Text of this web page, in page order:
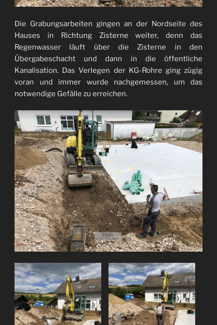
Die Grabungsarbeiten gingen an der Nordseite des
Hauses in Richtung Zisterne weiter, denn das
Regenwasser läuft über die Zisterne in den
Übergabeschacht und dann in die öffentliche
Kanalisation. Das Verlegen der KG-Rohre ging zügig
voran und immer wurde nachgemessen, um das
notwendige Gefälle zu erreichen.